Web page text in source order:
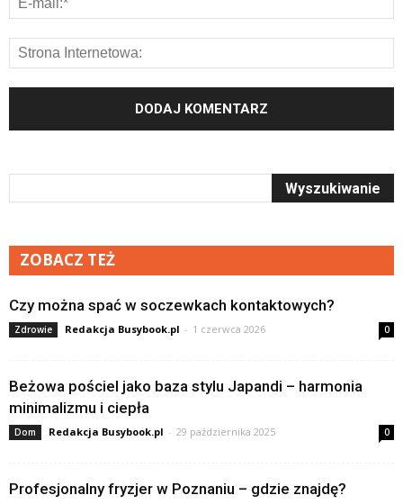
ZOBACZ TEŻ
Czy można spać w soczewkach kontaktowych?
Zdrowie Redakcja Busybook.pl - 1 czerwca 2026 0
Beżowa pościel jako baza stylu Japandi – harmonia
minimalizmu i ciepła
Dom Redakcja Busybook.pl - 29 października 2025 0
Profesjonalny fryzjer w Poznaniu – gdzie znajdę?